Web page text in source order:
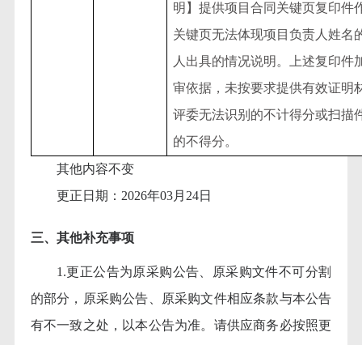
明】提供项目合同关键页复印件
关键页无法体现项目负责人姓名
人出具的情况说明。上述复印件
审依据，未按要求提供有效证明
评委无法识别的不计得分或扫描
的不得分。
其他内容不变
更正日期： 2026年03月24日
三、其他补充事项
1.更正公告为原采购公告、原采购文件不可分割
的部分，原采购公告、原采购文件相应条款与本公告
有不一致之处，以本公告为准。请供应商务必按照更